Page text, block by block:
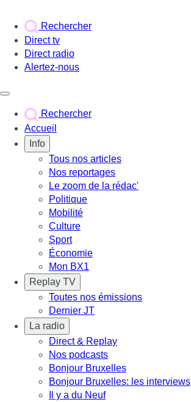
Rechercher
Direct tv
Direct radio
Alertez-nous
Rechercher
Accueil
Info
Tous nos articles
Nos reportages
Le zoom de la rédac'
Politique
Mobilité
Culture
Sport
Économie
Mon BX1
Replay TV
Toutes nos émissions
Dernier JT
La radio
Direct & Replay
Nos podcasts
Bonjour Bruxelles
Bonjour Bruxelles: les interviews
Il y a du Neuf